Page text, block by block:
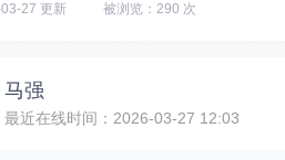
27 更新 被浏览： 290 次
马强
最近在线时间：2026-03-27 12:03